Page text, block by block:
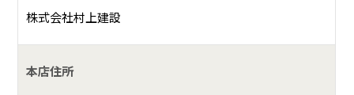
株式会社村上建設
本店住所